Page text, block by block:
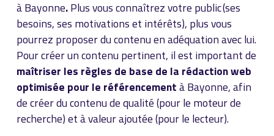
à Bayonne.Plus vous connaîtrez votre public (ses
besoins, ses motivations et intérêts), plus vous
pourrez proposer du contenu en adéquation avec lui.
Pour créer un contenu pertinent, il est important de
maîtriser les règles de base de la rédaction web
optimisée pour le référencementà Bayonne, afin
de créer du contenu de qualité (pour le moteur de
recherche) et à valeur ajoutée (pour le lecteur).